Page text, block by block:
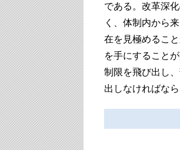
である。改革深
く、体制内から
在を見極めるこ
を手にすること
制限を飛び出し
出しなければなら